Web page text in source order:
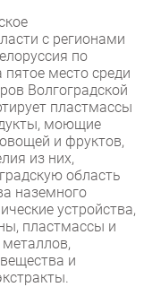
с регионами
по
место среди
Волгоградской
пластмассы
моющие
и фруктов,
из них,
область
наземного
устройства,
пластмассы и
и